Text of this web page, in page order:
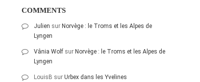
COMMENTS
Julien sur Norvège : le Troms et les Alpes de
Lyngen
Vânia Wolf sur Norvège : le Troms et les Alpes de
Lyngen
LouisB sur Urbex dans les Yvelines